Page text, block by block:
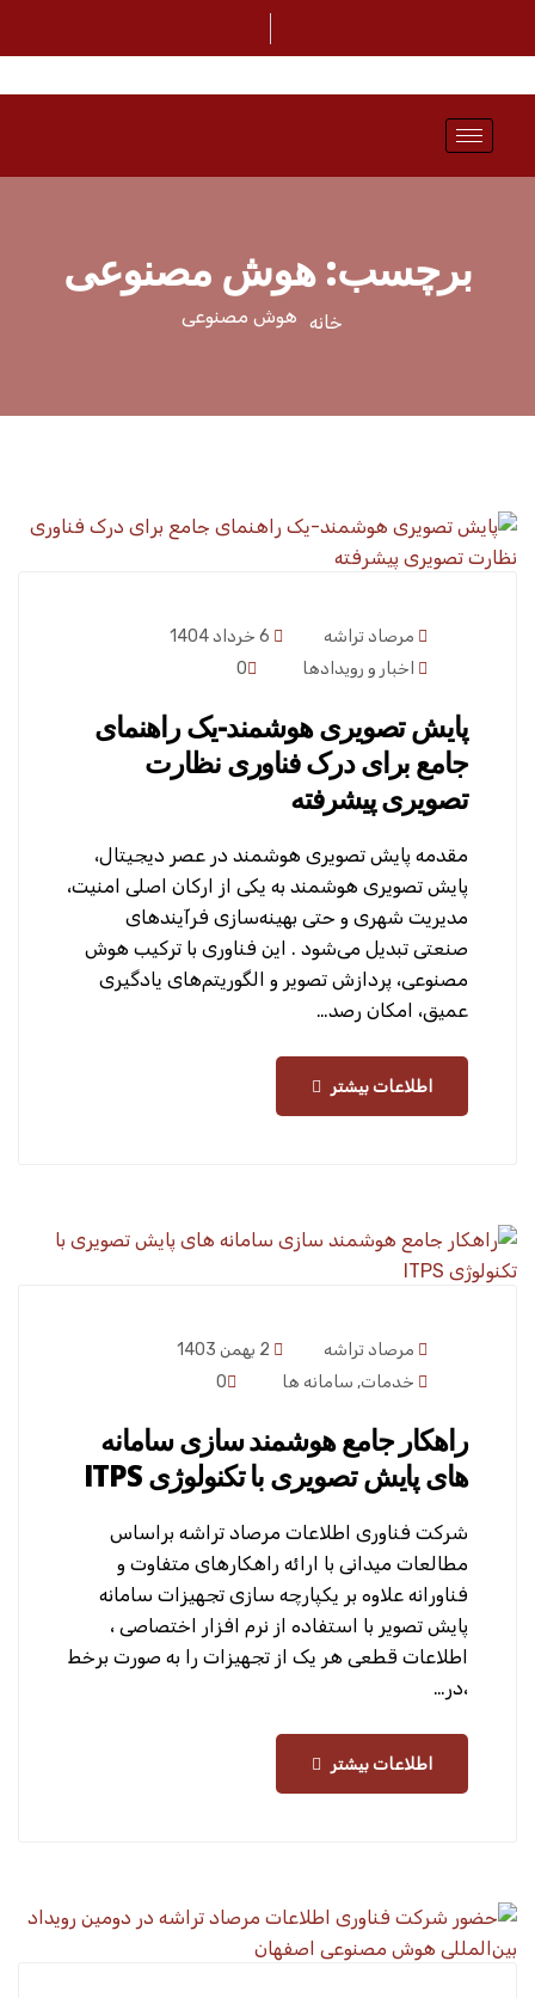
برچسب:هوش مصنوعی
خانه هوش مصنوعی
مرصاد تراشه
اخبار و رویدادها
0
پایش تصویری هوشمند-یک راهنمای
جامع برای درک فناوری نظارت
تصویری پیشرفته
مقدمه پایش تصویری هوشمند در عصر دیجیتال،
پایش تصویری هوشمند به یکی از ارکان اصلی امنیت،
مدیریت شهری و حتی بهینه‌سازی فرآیندهای
صنعتی تبدیل می‌شود . این فناوری با ترکیب هوش
مصنوعی، پردازش تصویر و الگوریتم‌های یادگیری
عمیق، امکان رصد…
اطلاعات بیشتر
مرصاد تراشه
خدمات, سامانه ها 0
راهکار جامع هوشمند سازی سامانه
های پایش تصویری با تکنولوژی ITPS
شرکت فناوری اطلاعات مرصاد تراشه براساس
مطالعات میدانی با ارائه راهکارهای متفاوت و
فناورانه علاوه بر یکپارچه سازی تجهیزات سامانه
پایش تصویر با استفاده از نرم افزار اختصاصی ،
اطلاعات قطعی هر یک از تجهیزات را به صورت برخط
،در…
اطلاعات بیشتر